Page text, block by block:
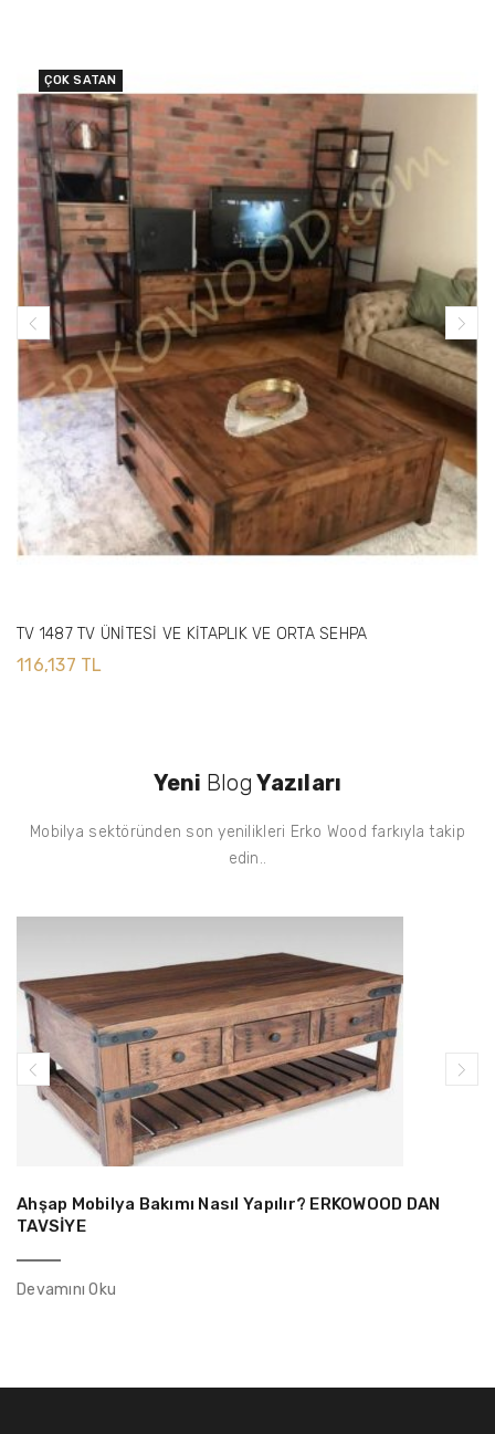
ÇOK SATAN
TV 1487 TV ÜNİTESİ VE KİTAPLIK VE ORTA SEHPA
116,137 TL
Yeni Blog Yazıları
Mobilya sektöründen son yenilikleri Erko Wood farkıyla takip
edin..
Ahşap Mobilya Bakımı Nasıl Yapılır? ERKOWOOD DAN
TAVSİYE
Devamını Oku